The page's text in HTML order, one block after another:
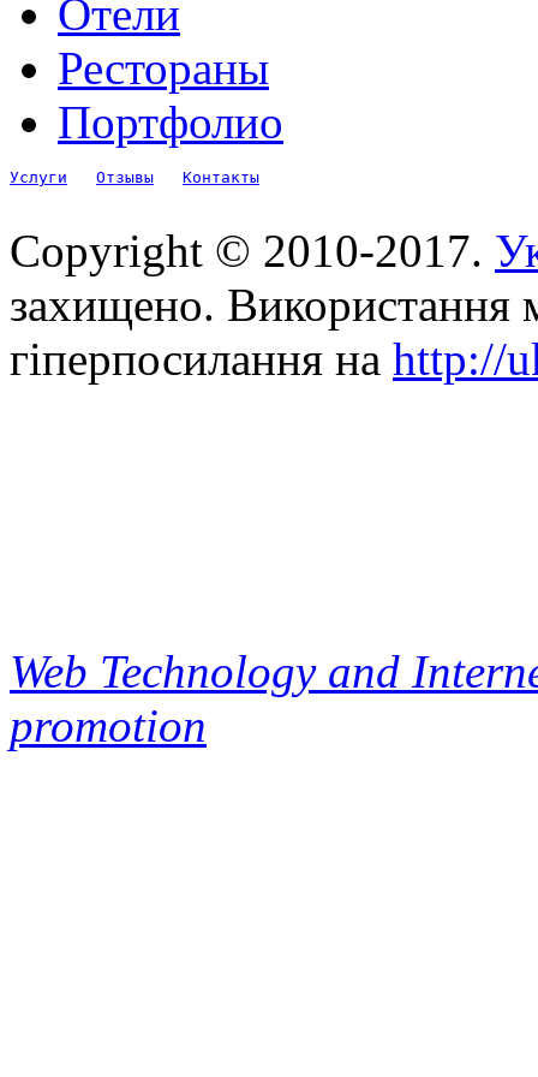
Отели
Рестораны
Портфолио
Услуги Отзывы Контакты
Copyright © 2010-2017.
захищено. Використання
гіперпосилання на http://
Web Technology and
promotion